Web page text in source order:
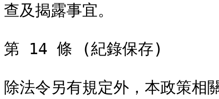
查及揭露事宜。
第 14 條 (紀錄保存)
除法令另有規定外，本政策相